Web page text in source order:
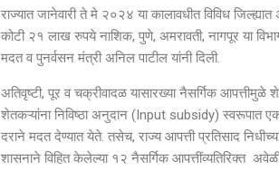
राज्यात जानेवारी ते मे २०२४ या कालावधीत विविध
कोटी २१ लाख रुपये नाशिक, पुणे, अमरावती, नागपूर या
मदत व पुनर्वसन मंत्री अनिल पाटील यांनी दिली.
अतिवृष्टी, पूर व चक्रीवादळ यासारख्या नैसर्गिक आपत्तीमुळे
शेतकऱ्यांना निविष्ठा अनुदान (Input subsidy) स्वरूपात
दराने मदत देण्यात येते. तसेच, राज्य आपत्ती प्रतिसाद
शासनाने विहित केलेल्या १२ नैसर्गिक आपत्तींव्यतिरिक्त